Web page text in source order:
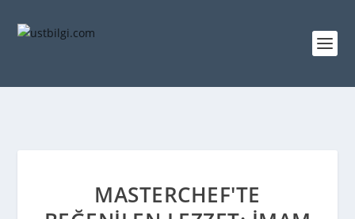
MASTERCHEF'TE